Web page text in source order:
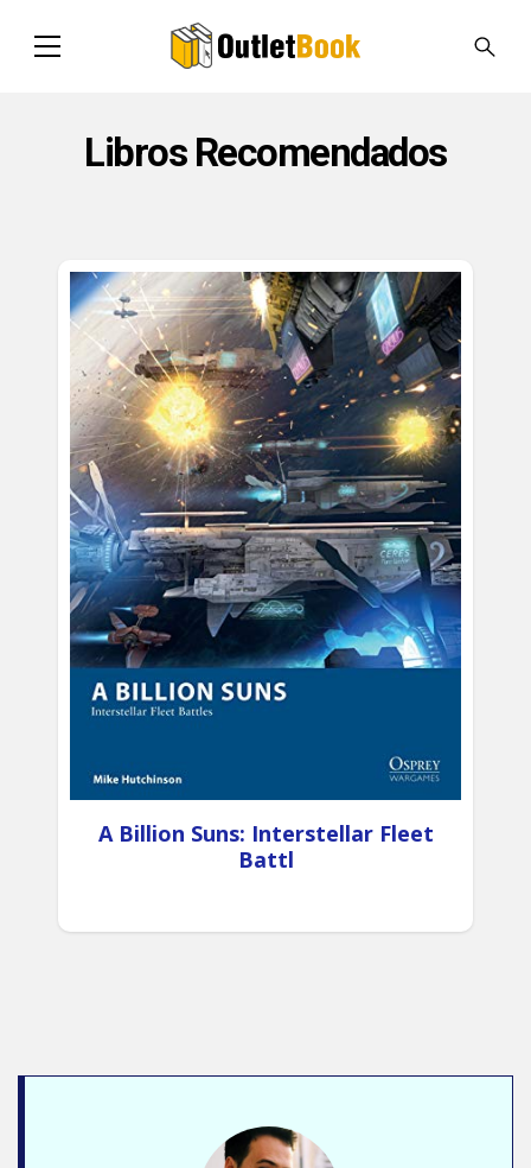
Libros Recomendados
A Billion Suns: Interstellar Fleet
Battl